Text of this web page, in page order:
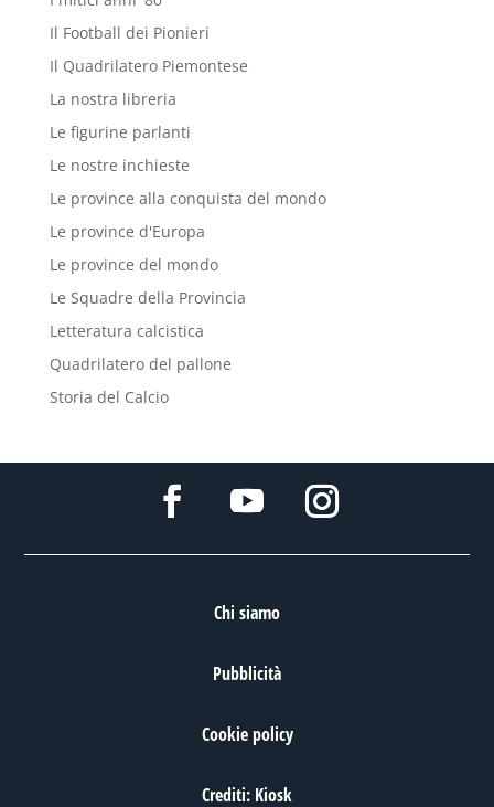
Il Football dei Pionieri
Il Quadrilatero Piemontese
La nostra libreria
Le figurine parlanti
Le nostre inchieste
Le province alla conquista del mondo
Le province d'Europa
Le province del mondo
Le Squadre della Provincia
Letteratura calcistica
Quadrilatero del pallone
Storia del Calcio
Chi siamo
Pubblicità
Cookie policy
Crediti: Kiosk